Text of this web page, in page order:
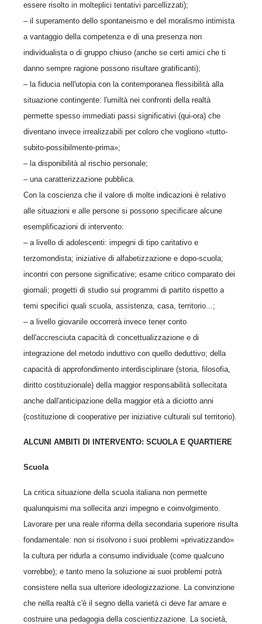
essere risolto in molteplici tentativi parcellizzati);
– il superamento dello spontaneismo e del moralismo intimista
a vantaggio della competenza e di una presenza non
individualista o di gruppo chiuso (anche se certi amici che ti
danno sempre ragione possono risultare gratificanti);
– la fiducia nell'utopia con la contemporanea flessibilità alla
situazione contingente: l'umiltà nei confronti della realtà
permette spesso immediati passi significativi (qui-ora) che
diventano invece irrealizzabili per coloro che vogliono «tutto-
subito-possibilmente-prima»;
– la disponibilità al rischio personale;
– una caratterizzazione pubblica.
Con la coscienza che il valore di molte indicazioni è relativo
alle situazioni e alle persone si possono specificare alcune
esemplificazioni di intervento:
– a livello di adolescenti: impegni di tipo caritativo e
terzomondista; iniziative di alfabetizzazione e dopo-scuola;
incontri con persone significative; esame critico comparato dei
giornali; progetti di studio sui programmi di partito rispetto a
temi specifici quali scuola, assistenza, casa, territorio...;
– a livello giovanile occorrerà invece tener conto
dell'accresciuta capacità di concettualizzazione e di
integrazione del metodo induttivo con quello deduttivo; della
capacità di approfondimento interdisciplinare (storia, filosofia,
diritto costituzionale) della maggior responsabilità sollecitata
anche dall'anticipazione della maggior età a diciotto anni
(costituzione di cooperative per iniziative culturali sul territorio).
ALCUNI AMBITI DI INTERVENTO: SCUOLA E QUARTIERE
Scuola
La critica situazione della scuola italiana non permette
qualunquismi ma sollecita anzi impegno e coinvolgimento.
Lavorare per una reale riforma della secondaria superiore risulta
fondamentale: non si risolvono i suoi problemi «privatizzando»
la cultura per ridurla a consumo individuale (come qualcuno
vorrebbe); e tanto meno la soluzione ai suoi problemi potrà
consistere nella sua ulteriore ideologizzazione. La convinzione
che nella realtà c'è il segno della varietà ci deve far amare e
costruire una pedagogia della coscientizzazione. La società,